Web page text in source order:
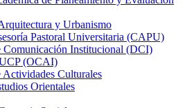
y Urbanismo
Pastoral Universitaria (CAPU)
Comunicación Institucional (DCI)
(OCAI)
Culturales
Orientales